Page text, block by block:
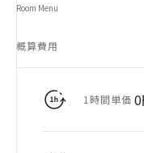
Room Menu
概算費用
1時間単価